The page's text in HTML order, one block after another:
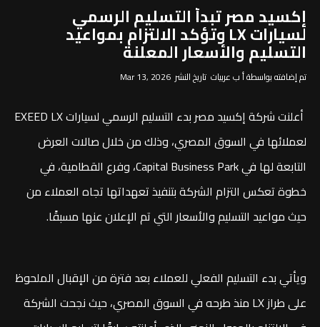
إكسيد مصر تبدأ التسليم الرسمي
لسيارات LX وتؤكد الالتزام بمواعيد
التسليم والأسعار المعلنة
تم إضافته بواسطة أ ب عربيات تاريخ النشر Mar 13, 2026
أعلنت شركة إكسيد مصر بدء التسليم الرسمي لسيارات EXEED LX
لعملائها في السوق المصري، وذلك من خلال صالات العرض
التابعة لها في Capital Business Park، وفرع القطامية، في
خطوة تعكس التزام الشركة بتنفيذ تعهداتها تجاه العملاء من
حيث مواعيد التسليم والأسعار التي تم الإعلان عنها مسبقًا.
ويأتي بدء التسليم الفعلي للعملاء بعد فترة من الإقبال الملحوظ
على طراز LX منذ طرحه في السوق المصري، حيث نجحت الشركة